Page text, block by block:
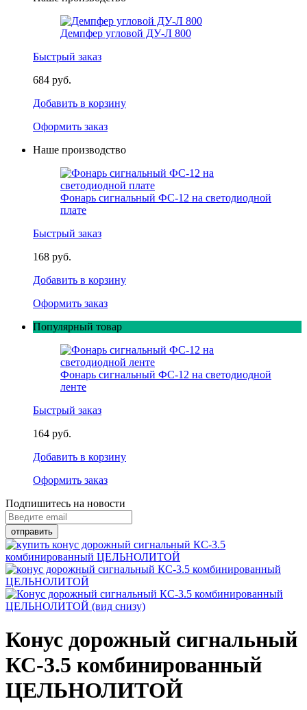
Демпфер угловой ДУ-Л 800
Быстрый заказ
684 руб.
Добавить в корзину
Оформить заказ
Наше производство
Фонарь сигнальный ФС-12 на светодиодной
плате
Быстрый заказ
168 руб.
Добавить в корзину
Оформить заказ
Популярный товар
Фонарь сигнальный ФС-12 на светодиодной
ленте
Быстрый заказ
164 руб.
Добавить в корзину
Оформить заказ
Подпишитесь на новости
Конус дорожный сигнальный
КС-3.5 комбинированный
ЦЕЛЬНОЛИТОЙ